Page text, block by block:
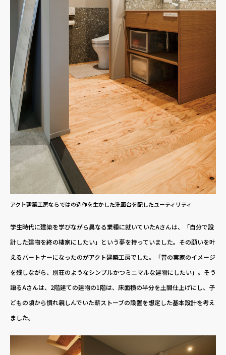
アクト建築工房ならではの造作を生かした洗面台を配したユーティリティ
学生時代に建築を学びながら異なる業種に就いていたAさんは、「自分で設
計した建物を終の棲家にしたい」という夢を持っていました。その願いを叶
えるパートナーになったのがアクト建築工房でした。「昔の実家のイメージ
を残しながら、別荘のようなシンプルかつミニマルな建物にしたい」。そう
語るAさんは、2階建ての建物の1階は、床面積の半分を土間仕上げにし、子
どもの頃から慣れ親しんでいた薪ストーブの設置を想定した基本設計を考え
ました。